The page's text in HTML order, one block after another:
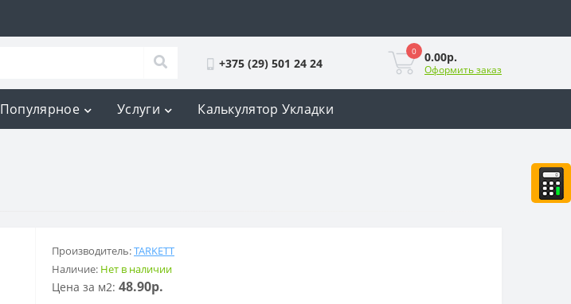
+375 (29) 501 24 24
0 0.00р.
Оформить заказ
Популярное Услуги Калькулятор Укладки
Производитель:TARKETT
Наличие: Нет в наличии
Цена за м2: 48.90р.